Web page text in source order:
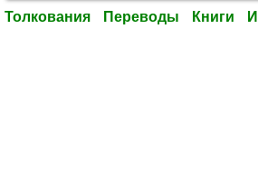
Толкования Переводы Книги